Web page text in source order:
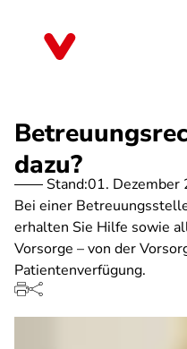
dazu?
Stand:01. Dezember
Bei einer
erhalten Sie Hilfe sowie
Vorsorge – von der
Patientenverfügung.